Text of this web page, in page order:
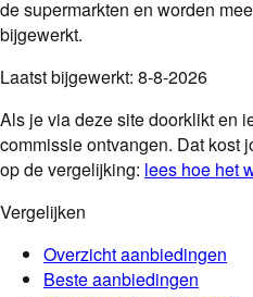
de supermarkten en worden
bijgewerkt.
Laatst bijgewerkt: 8-8-2026
Als je via deze site doorklikt en
commissie ontvangen. Dat kost
op de vergelijking: lees hoe het
Vergelijken
Overzicht aanbiedingen
Beste aanbiedingen